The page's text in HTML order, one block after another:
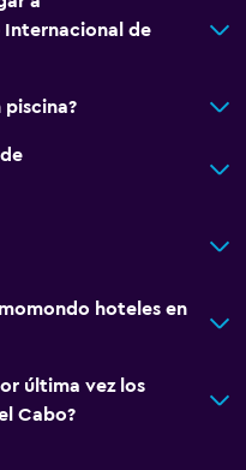
Internacional de
hoteles en
última vez los
Cabo?